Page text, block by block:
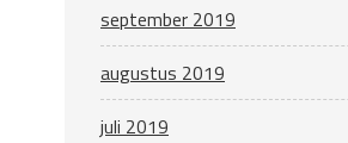
september 2019
augustus 2019
juli 2019